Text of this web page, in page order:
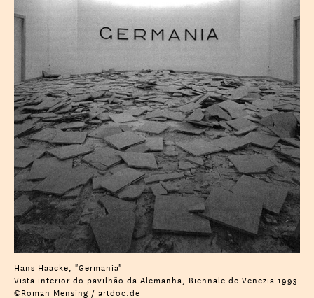
Hans Haacke, "Germania"
Vista interior do pavilhão da Alemanha, Biennale de Venezia 1993
©Roman Mensing / artdoc.de